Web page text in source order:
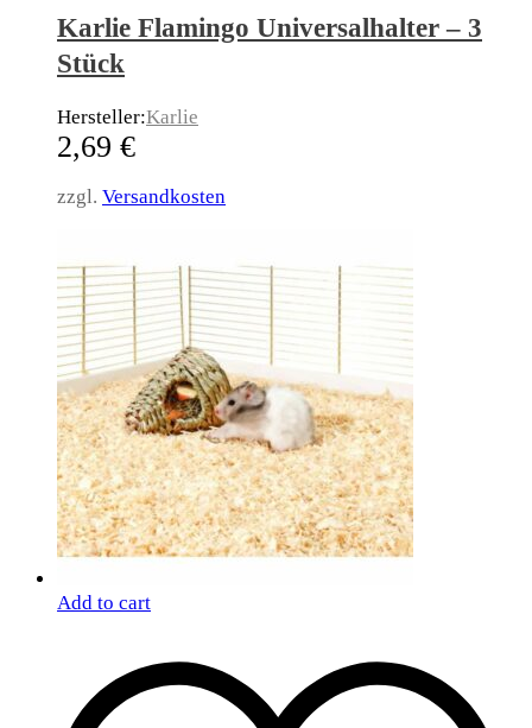
Karlie Flamingo Universalhalter – 3
Stück
Hersteller:Karlie
2,69 €
zzgl. Versandkosten
Add to cart